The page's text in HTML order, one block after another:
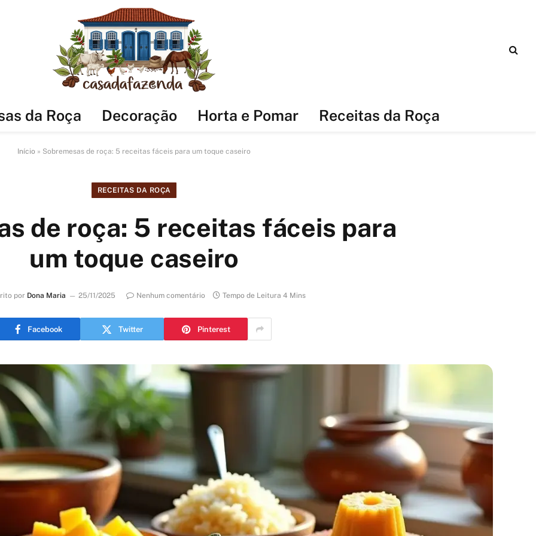
da Roça Decoração Horta e Pomar Receitas da Roça
Início » Sobremesas de roça: 5 receitas fáceis para um toque caseiro
RECEITAS DA ROÇA
de roça: 5 receitas fáceis para
um toque caseiro
por Dona Maria 25/11/2025 Nenhum comentário Tempo de Leitura 4 Mins
Facebook Twitter Pinterest